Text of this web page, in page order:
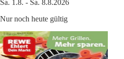
Sa. 1.8. - Sa. 8.8.2026
Nur noch heute gültig